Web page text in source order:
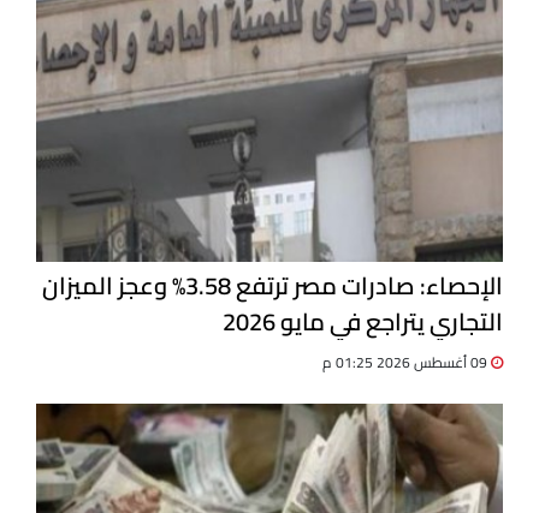
الإحصاء: صادرات مصر ترتفع 3.58% وعجز الميزان
التجاري يتراجع في مايو 2026